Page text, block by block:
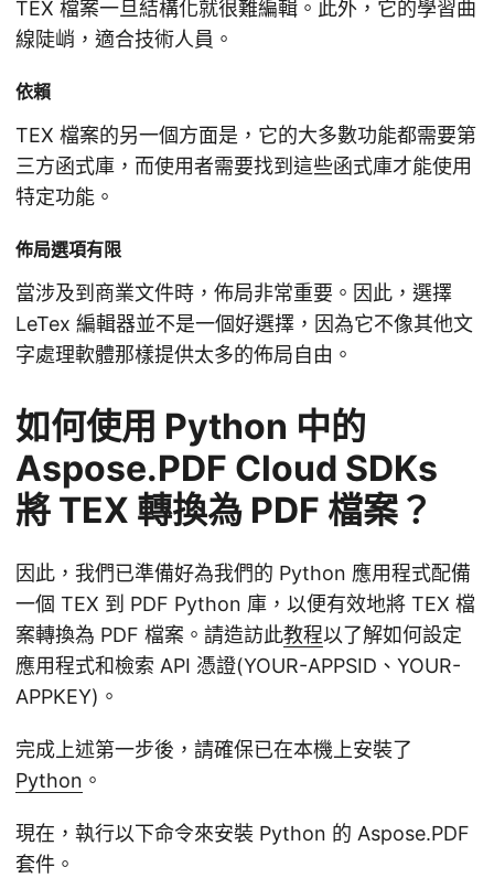
TEX 檔案一旦結構化就很難編輯。此外，它的學習曲
線陡峭，適合技術人員。
依賴
TEX 檔案的另一個方面是，它的大多數功能都需要第
三方函式庫，而使用者需要找到這些函式庫才能使用
特定功能。
佈局選項有限
當涉及到商業文件時，佈局非常重要。因此，選擇
LeTex 編輯器並不是一個好選擇，因為它不像其他文
字處理軟體那樣提供太多的佈局自由。
如何使用 Python 中的
Aspose.PDF Cloud SDKs
將 TEX 轉換為 PDF 檔案？
因此，我們已準備好為我們的 Python 應用程式配備
一個 TEX 到 PDF Python 庫，以便有效地將 TEX 檔
案轉換為 PDF 檔案。請造訪此教程以了解如何設定
應用程式和檢索 API 憑證(YOUR-APPSID、YOUR-
APPKEY)。
完成上述第一步後，請確保已在本機上安裝了
Python 。
現在，執行以下命令來安裝 Python 的 Aspose.PDF
套件。